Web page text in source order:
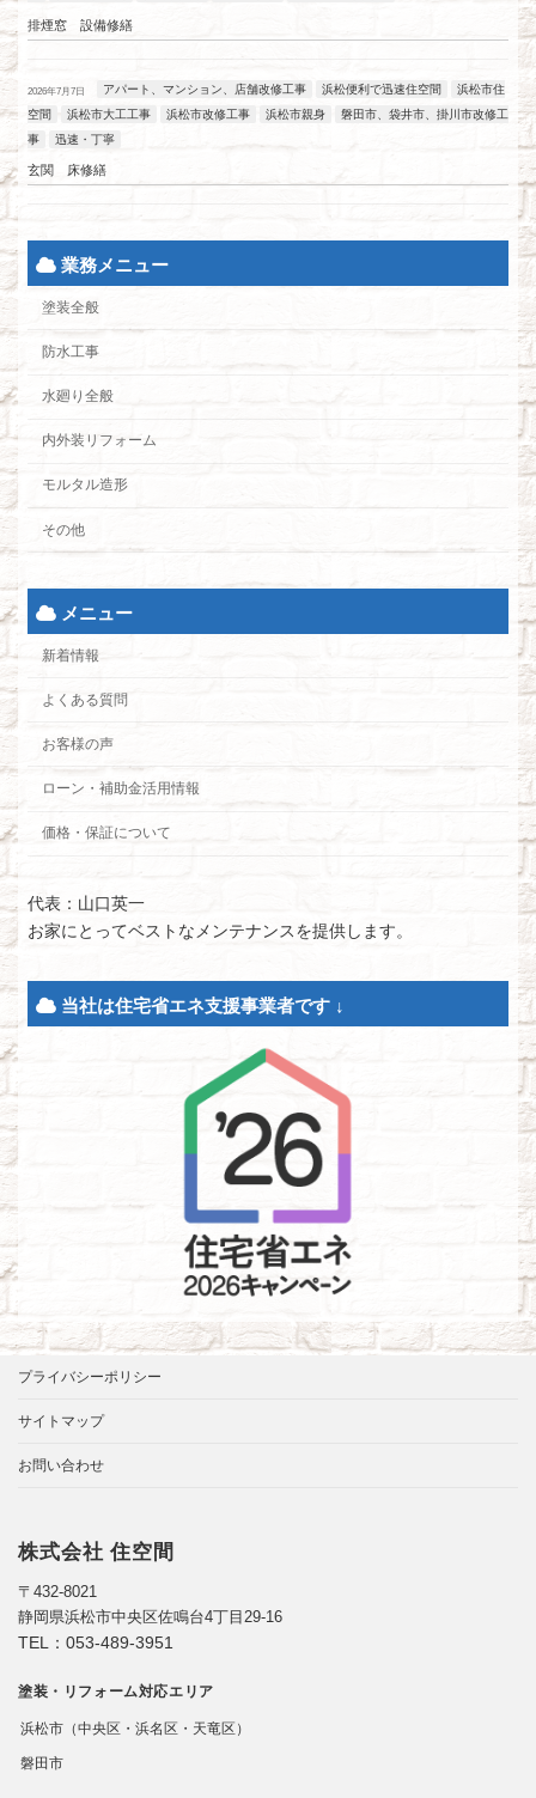
排煙窓 設備修繕
2026年7月7日 アパート、マンション、店舗改修工事 浜松便利で迅速住空間
浜松市住
空間
浜松市大工工事 浜松市改修工事 浜松市親身
磐田市、袋井市、掛川市改修工
事
迅速・丁寧
玄関 床修繕
業務メニュー
塗装全般
防水工事
水廻り全般
内外装リフォーム
モルタル造形
その他
メニュー
新着情報
よくある質問
お客様の声
ローン・補助金活用情報
価格・保証について
代表：山口英一
お家にとってベストなメンテナンスを提供します。
当社は住宅省エネ支援事業者です ↓
プライバシーポリシー
サイトマップ
お問い合わせ
株式会社 住空間
〒432-8021
静岡県浜松市中央区佐鳴台4丁目29-16
TEL： 053-489-3951
塗装・リフォーム対応エリア
浜松市（中央区・浜名区・天竜区）
磐田市